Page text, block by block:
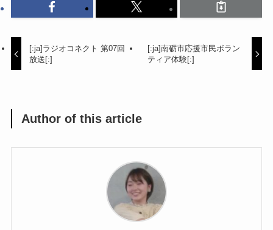
[:ja]ラジオコネクト 第07回
放送[:]
[:ja]南砺市応援市民ボラン
ティア体験[:]
Author of this article